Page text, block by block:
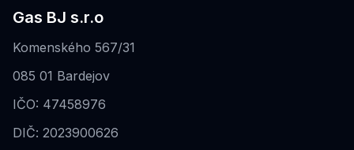
Gas BJ s.r.o
Komenského 567/31
085 01 Bardejov
IČO: 47458976
DIČ: 2023900626